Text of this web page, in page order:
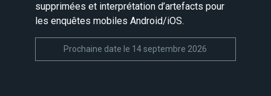
supprimées et interprétation d’artefacts pour
les enquêtes mobiles Android/iOS.
Prochaine date le 14 septembre 2026